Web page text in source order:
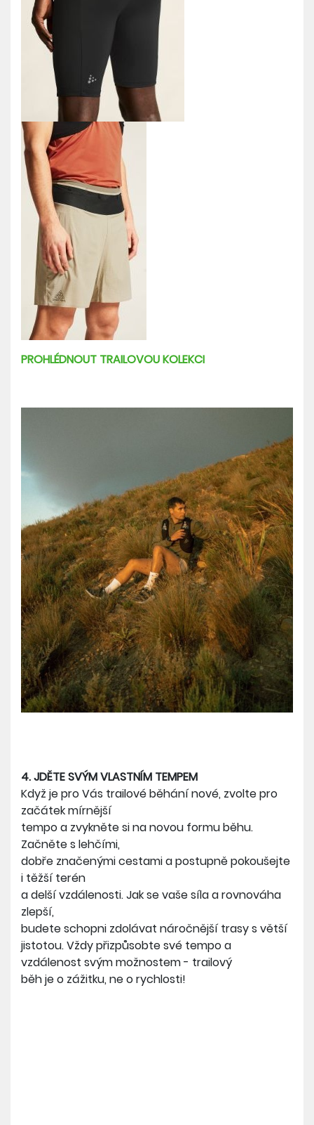
PROHLÉDNOUT TRAILOVOU KOLEKCI
4. JDĚTE SVÝM VLASTNÍM TEMPEM
Když je pro Vás trailové běhání nové, zvolte pro
začátek mírnější
tempo a zvykněte si na novou formu běhu.
Začněte s lehčími,
dobře značenými cestami a postupně pokoušejte
i těžší terén
a delší vzdálenosti. Jak se vaše síla a rovnováha
zlepší,
budete schopni zdolávat náročnější trasy s větší
jistotou. Vždy přizpůsobte své tempo a
vzdálenost svým možnostem - trailový
běh je o zážitku, ne o rychlosti!